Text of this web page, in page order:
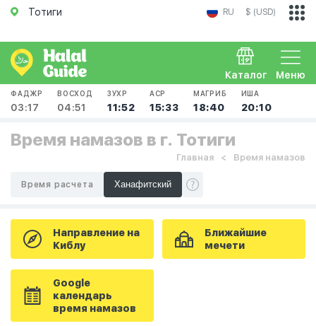
Тотиги RU $ (USD)
Меню
Каталог
ФАДЖР
03:17
ВОСХОД
04:51
ЗУХР
11:52
АСР
15:33
МАГРИБ
18:40
ИША
20:10
Время намазов в г. Тотиги
Главная Время намазов
Время расчета
Направление на
Киблу
Ближайшие
мечети
Google
календарь
время намазов